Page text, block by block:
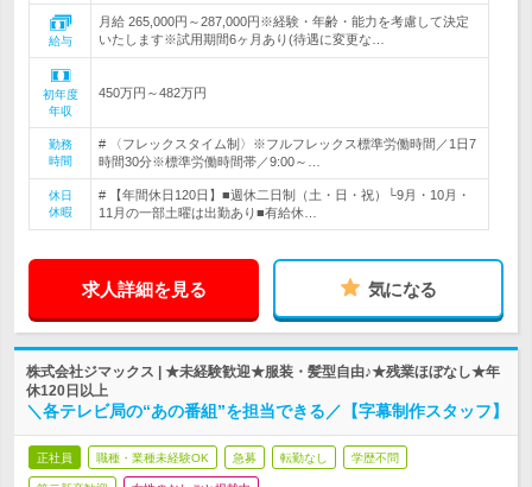
給与
月給 265,000円～287,000円※経験・年齢・能力を考慮して決定
いたします※試用期間6ヶ月あり(待遇に変更な…
初年度
年収
450万円～482万円
勤務
時間
# 〈フレックスタイム制〉※フルフレックス標準労働時間／1日7
時間30分※標準労働時間帯／9:00～…
休日
休暇
# 【年間休日120日】■週休二日制（土・日・祝）└9月・10月・
11月の一部土曜は出勤あり■有給休…
求人詳細を見る 気になる
株式会社ジマックス | ★未経験歓迎★服装・髪型自由♪★残業ほぼなし★年
休120日以上
＼各テレビ局の“あの番組”を担当できる／【字幕制作スタッフ】
正社員 職種・業種未経験OK 急募 転勤なし 学歴不問